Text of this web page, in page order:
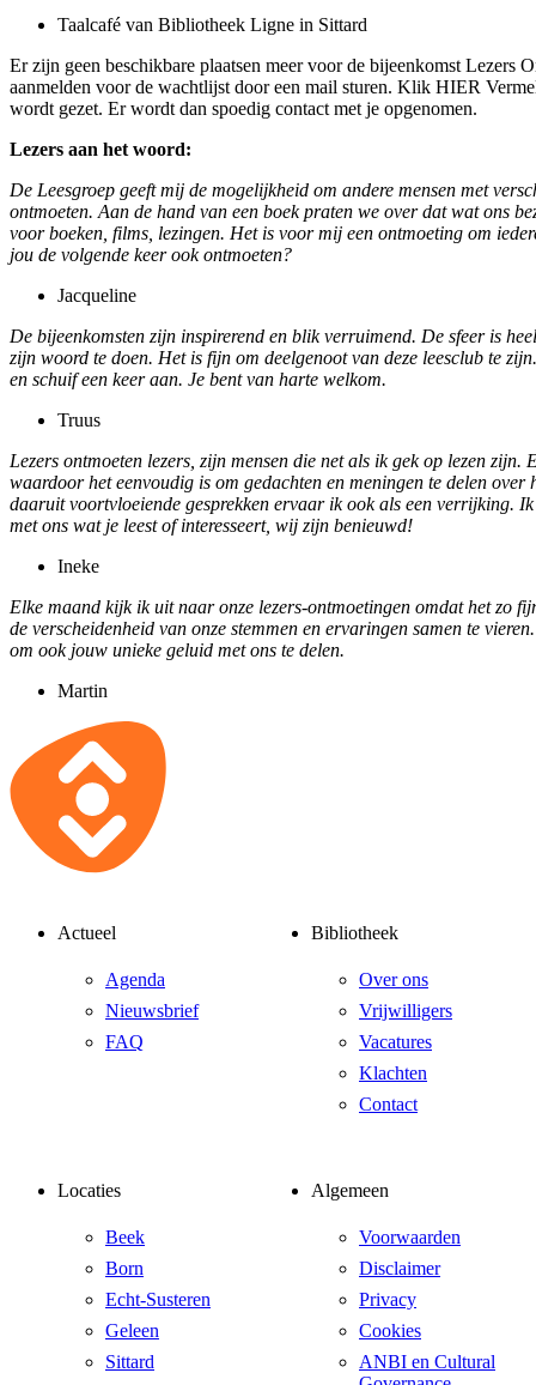
Taalcafé van Bibliotheek Ligne in Sittard
Er zijn geen beschikbare plaatsen meer voor de bijeenkomst Lezers
aanmelden voor de wachtlijst door een mail sturen. Klik HIER
wordt gezet. Er wordt dan spoedig contact met je opgenomen.
Lezers aan het woord:
De Leesgroep geeft mij de mogelijkheid om andere mensen met
ontmoeten. Aan de hand van een boek praten we over dat wat ons
voor boeken, films, lezingen. Het is voor mij een ontmoeting om
jou de volgende keer ook ontmoeten?
Jacqueline
De bijeenkomsten zijn inspirerend en blik verruimend. De sfeer is
zijn woord te doen. Het is fijn om deelgenoot van deze leesclub te
en schuif een keer aan. Je bent van harte welkom.
Truus
Lezers ontmoeten lezers, zijn mensen die net als ik gek op lezen zijn.
waardoor het eenvoudig is om gedachten en meningen te delen over
daaruit voortvloeiende gesprekken ervaar ik ook als een verrijking.
met ons wat je leest of interesseert, wij zijn benieuwd!
Ineke
Elke maand kijk ik uit naar onze lezers-ontmoetingen omdat het zo
de verscheidenheid van onze stemmen en ervaringen samen te
om ook jouw unieke geluid met ons te delen.
Martin
Actueel
Agenda
Nieuwsbrief
FAQ
Bibliotheek
Over ons
Vrijwilligers
Vacatures
Klachten
Contact
Locaties
Beek
Born
Echt-Susteren
Geleen
Sittard
Algemeen
Voorwaarden
Disclaimer
Privacy
Cookies
ANBI en Cultural